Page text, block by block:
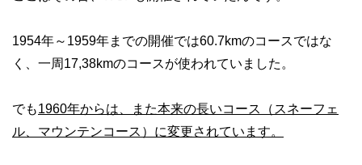
1954年～1959年までの開催では60.7kmのコースではな
く、一周17,38kmのコースが使われていました。
でも1960年からは、また本来の長いコース（スネーフェ
ル、マウンテンコース）に変更されています。